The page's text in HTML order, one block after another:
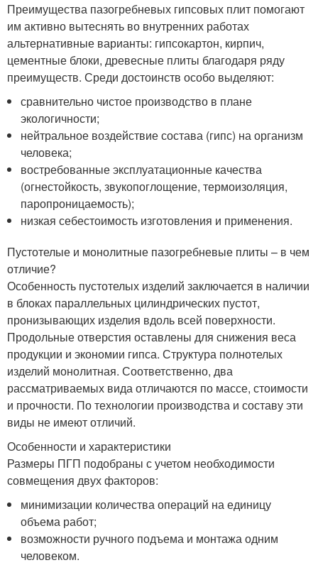
Преимущества пазогребневых гипсовых плит помогают
им активно вытеснять во внутренних работах
альтернативные варианты: гипсокартон, кирпич,
цементные блоки, древесные плиты благодаря ряду
преимуществ. Среди достоинств особо выделяют:
сравнительно чистое производство в плане
экологичности;
нейтральное воздействие состава (гипс) на организм
человека;
востребованные эксплуатационные качества
(огнестойкость, звукопоглощение, термоизоляция,
паропроницаемость);
низкая себестоимость изготовления и применения.
Пустотелые и монолитные пазогребневые плиты – в чем
отличие?
Особенность пустотелых изделий заключается в наличии
в блоках параллельных цилиндрических пустот,
пронизывающих изделия вдоль всей поверхности.
Продольные отверстия оставлены для снижения веса
продукции и экономии гипса. Структура полнотелых
изделий монолитная. Соответственно, два
рассматриваемых вида отличаются по массе, стоимости
и прочности. По технологии производства и составу эти
виды не имеют отличий.
Особенности и характеристики
Размеры ПГП подобраны с учетом необходимости
совмещения двух факторов:
минимизации количества операций на единицу
объема работ;
возможности ручного подъема и монтажа одним
человеком.